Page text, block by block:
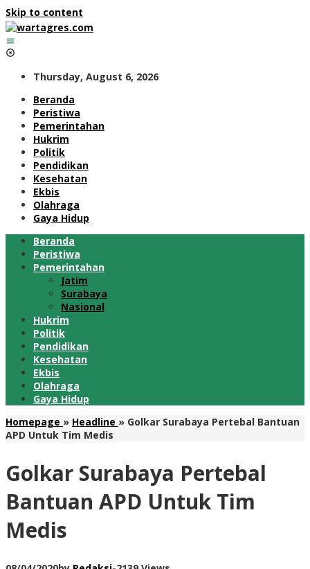
Skip to content
Thursday, August 6, 2026
Beranda
Peristiwa
Pemerintahan
Hukrim
Politik
Pendidikan
Kesehatan
Ekbis
Olahraga
Gaya Hidup
Beranda
Peristiwa
Pemerintahan
Jatim
Surabaya
Nasional
Hukrim
Politik
Pendidikan
Kesehatan
Ekbis
Olahraga
Gaya Hidup
Homepage » Headline » Golkar Surabaya Pertebal Bantuan
APD Untuk Tim Medis
Golkar Surabaya Pertebal
Bantuan APD Untuk Tim
Medis